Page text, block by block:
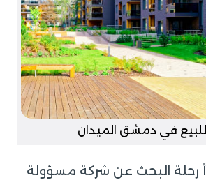
في دمشق الميدان
رحلة البحث عن شركة مسؤولة